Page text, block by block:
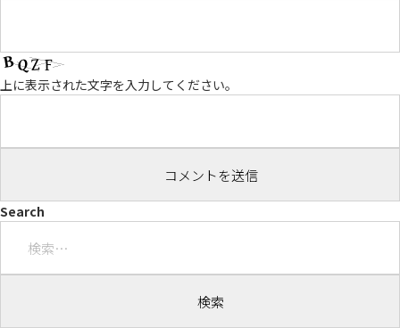
上に表示された文字を入力してください。
Search